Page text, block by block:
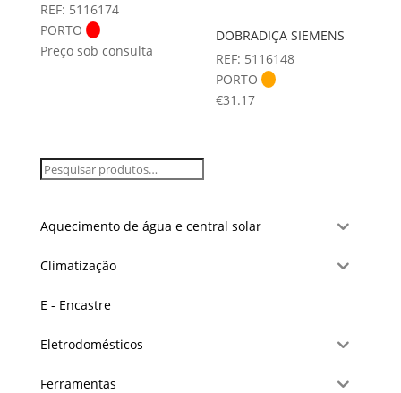
REF: 5116174
PORTO
Preço sob consulta
DOBRADIÇA SIEMENS
REF: 5116148
PORTO
€31.17
Aquecimento de água e central solar
Climatização
E - Encastre
Eletrodomésticos
Ferramentas